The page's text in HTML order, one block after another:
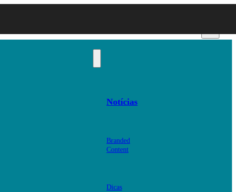
Notícias
Branded
Content
Dicas